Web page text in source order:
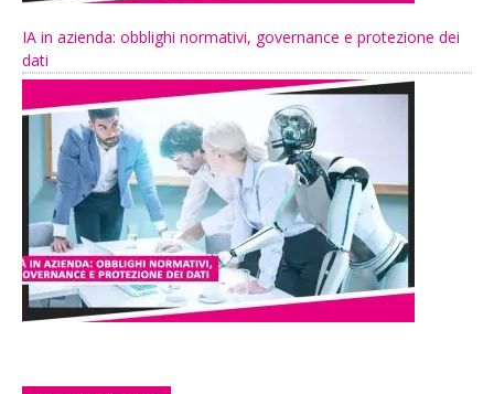
IA in azienda: obblighi normativi, governance e protezione dei
dati